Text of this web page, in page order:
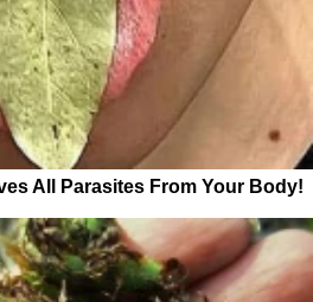
All Parasites From Your Body!